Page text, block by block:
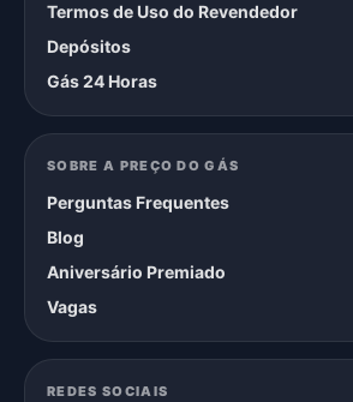
Termos de Uso do Revendedor
Depósitos
Gás 24 Horas
SOBRE A PREÇO DO GÁS
Perguntas Frequentes
Blog
Aniversário Premiado
Vagas
REDES SOCIAIS